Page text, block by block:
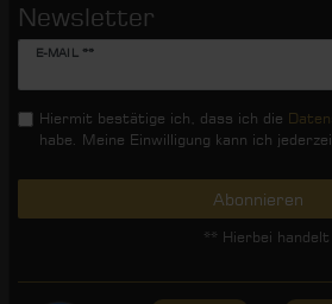
Newsletter
E-MAIL **
Newsletter
Hiermit bestätige ich, dass ich die
habe. Meine Einwilligung kann ich
Abonnieren
** Hierbei